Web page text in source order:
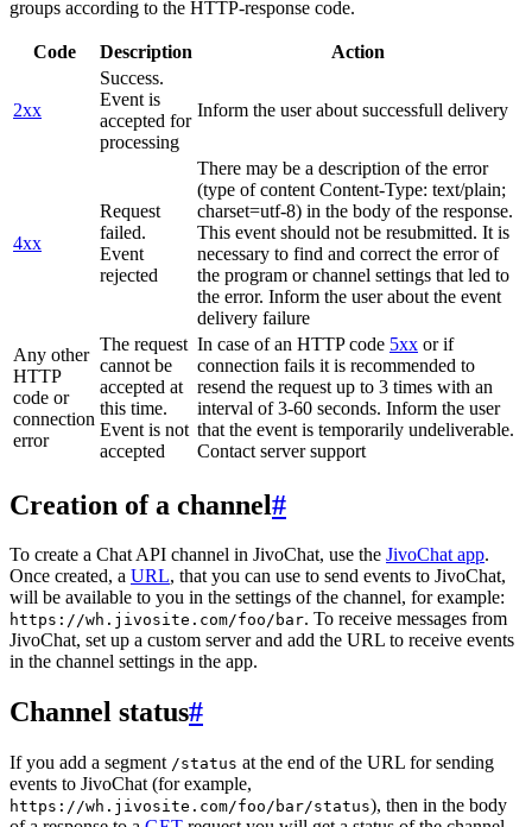
groups according to the HTTP-response code.
Code Description Action
2xx
Success.
Event is
accepted for
processing
Inform the user about successfull delivery
4xx
Request
failed.
Event
rejected
There may be a description of the error
(type of content Content-Type: text/plain;
charset=utf-8) in the body of the response.
This event should not be resubmitted. It is
necessary to find and correct the error of
the program or channel settings that led to
the error. Inform the user about the event
delivery failure
Any other
HTTP
code or
connection
error
The request
cannot be
accepted at
this time.
Event is not
accepted
In case of an HTTP code 5xx or if
connection fails it is recommended to
resend the request up to 3 times with an
interval of 3-60 seconds. Inform the user
that the event is temporarily undeliverable.
Contact server support
Creation of a channel#
To create a Chat API channel in JivoChat, use the JivoChat app.
Once created, a URL, that you can use to send events to JivoChat,
will be available to you in the settings of the channel, for example:
https://wh.jivosite.com/foo/bar. To receive messages from
JivoChat, set up a custom server and add the URL to receive events
in the channel settings in the app.
Channel status#
If you add a segment /status at the end of the URL for sending
events to JivoChat (for example,
https://wh.jivosite.com/foo/bar/status), then in the body